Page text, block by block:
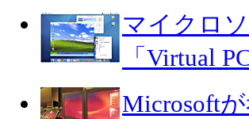
マイクロ
「Virtual
Microsoft